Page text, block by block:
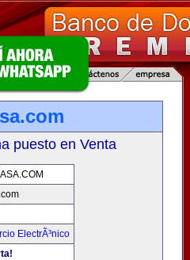
puesto en Venta
ElectrÃ³nico